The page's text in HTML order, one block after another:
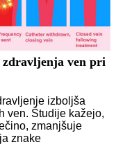
zdravljenja ven pri
izboljša
ven. Študije kažejo,
zmanjšuje
znake